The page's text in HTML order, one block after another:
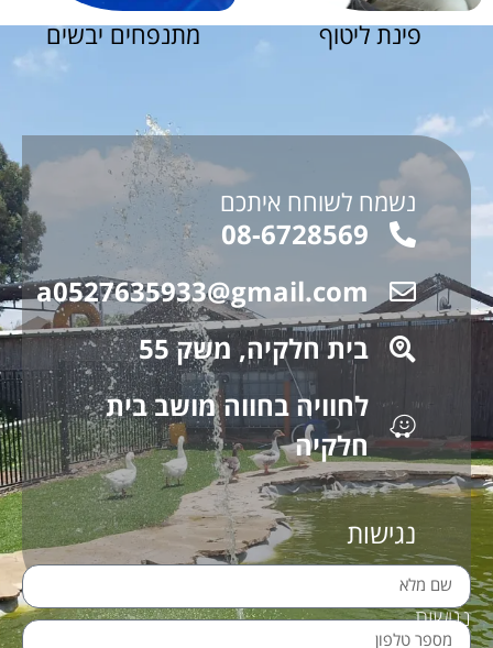
מתנפחים יבשים פינת ליטוף
נשמח לשוחח איתכם
08-6728569
a0527635933@gmail.com
בית חלקיה, משק 55
לחוויה בחווה מושב בית
חלקיה
נגישות
נגישות